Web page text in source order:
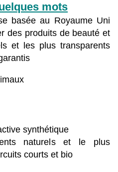
mots
basée au Royaume Uni
des produits de beauté et
et les plus transparents
synthétique
naturels et le plus
courts et bio